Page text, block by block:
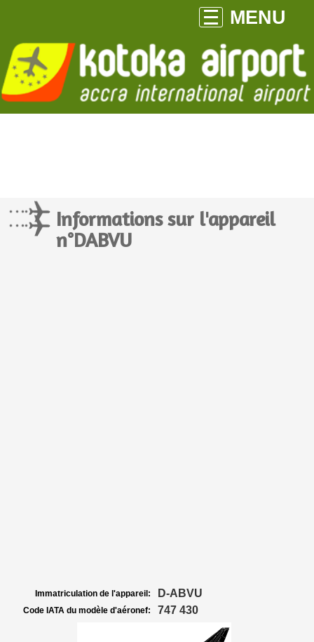
MENU
Informations sur l'appareil
n°DABVU
Immatriculation de l'appareil: D-ABVU
Code IATA du modèle d'aéronef: 747 430